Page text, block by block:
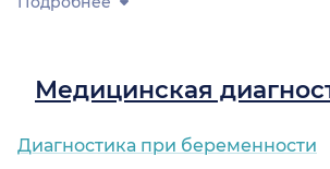
Медицинская
Диагностика при беременности